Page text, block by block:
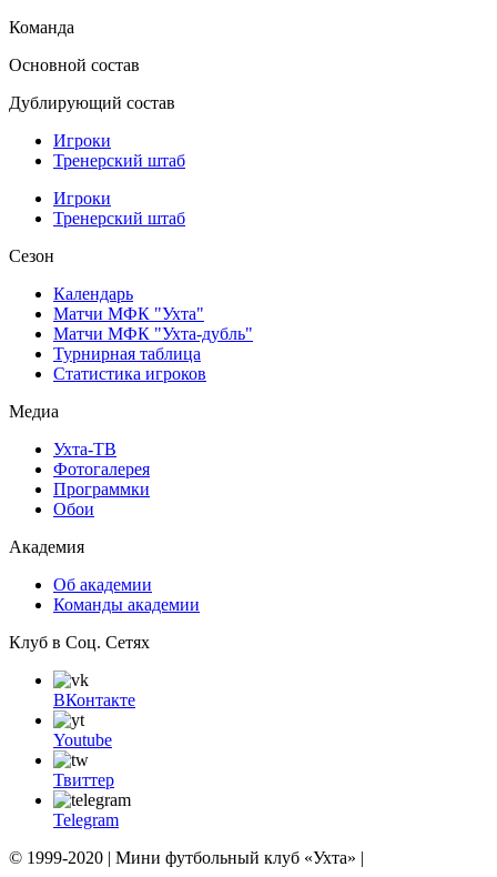
Команда
Основной состав
Дублирующий состав
Игроки
Тренерский штаб
Игроки
Тренерский штаб
Сезон
Календарь
Матчи МФК "Ухта"
Матчи МФК "Ухта-дубль"
Турнирная таблица
Статистика игроков
Медиа
Ухта-ТВ
Фотогалерея
Программки
Обои
Академия
Об академии
Команды академии
Клуб в Соц. Сетях
ВКонтакте
Youtube
Твиттер
Telegram
© 1999-2020 | Мини футбольный клуб «Ухта» |